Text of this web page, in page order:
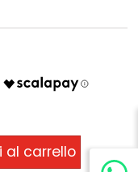
al carrello